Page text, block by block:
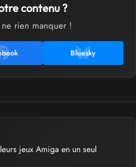
contenu ?
rien manquer !
Bluesky
jeux Amiga en un seul